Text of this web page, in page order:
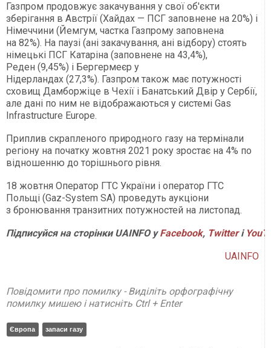
Газпром продовжує закачування у свої об'єкти
зберігання в Австрії (Хайдах — ПСГ заповнене на 20%) і
Німеччини (Йемгум, частка Газпрому заповнена
на 82%). На паузі (ані закачування, ані відбору) стоять
німецькі ПСГ Катаріна (заповнене на 43,4%),
Реден (9,45%) і Бергермеєр у
Нідерландах (27,3%). Газпром також має потужності
сховищ Дамборжіце в Чехії і Банатський Двір у Сербії,
але дані по ним не відображаються у системі Gas
Infrastructure Europe.
Приплив скрапленого природного газу на термінали
регіону на початку жовтня 2021 року зростає на 4% по
відношенню до торішнього рівня.
18 жовтня Оператор ГТС України і оператор ГТС
Польщі (Gaz-System SA) проведуть аукціони
з бронювання транзитних потужностей на листопад.
Підписуйся на сторінки UAINFO уFacebook, Twitterі
UAINFO
Повідомити про помилку - Виділіть орфографічну
помилку мишею і натисніть Ctrl + Enter
Європа запаси газу